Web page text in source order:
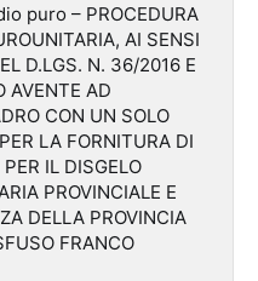
puro – PROCEDURA
AI SENSI
D.LGS. N. 36/2016 E
AVENTE AD
CON UN SOLO
LA FORNITURA DI
IL DISGELO
PROVINCIALE E
DELLA PROVINCIA
FRANCO